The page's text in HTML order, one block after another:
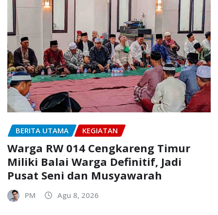
BERITA UTAMA KEGIATAN
Warga RW 014 Cengkareng Timur
Miliki Balai Warga Definitif, Jadi
Pusat Seni dan Musyawarah
PM Agu 8, 2026